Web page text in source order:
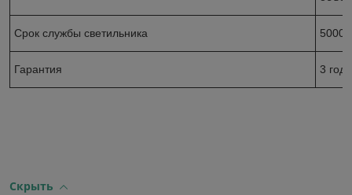
Срок службы светильника
Гарантия 3 года
Скрыть